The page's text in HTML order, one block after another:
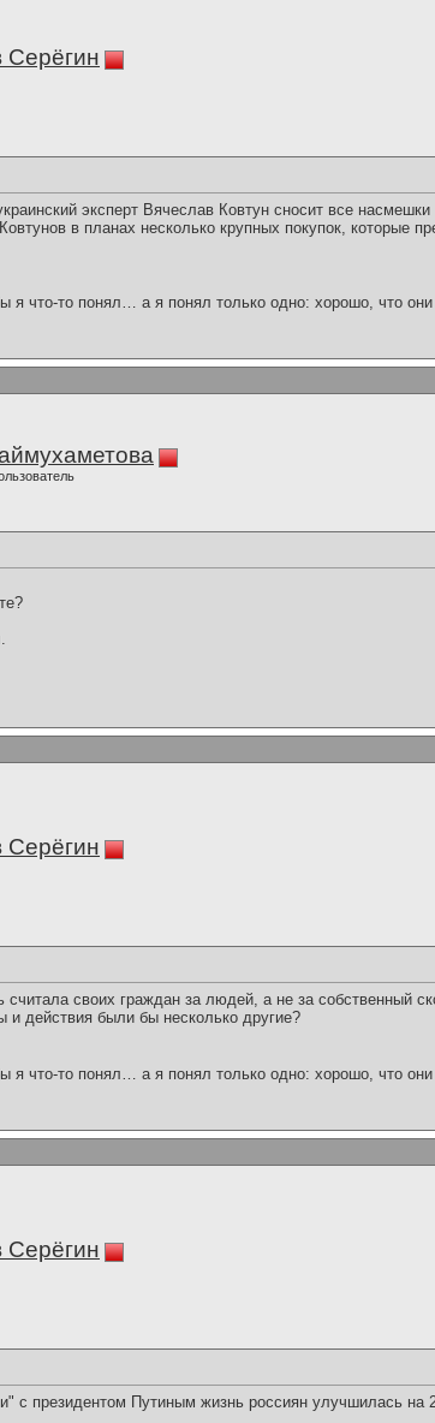
Серёгин
эксперт Вячеслав Ковтун сносит все
в планах несколько крупных покупок, которые
я что-то понял… а я понял только одно: хорошо, что они
Серёгин
своих граждан за людей, а не за собственный
действия были бы несколько другие?
я что-то понял… а я понял только одно: хорошо, что они
Серёгин
с президентом Путиным жизнь россиян улучшилась на